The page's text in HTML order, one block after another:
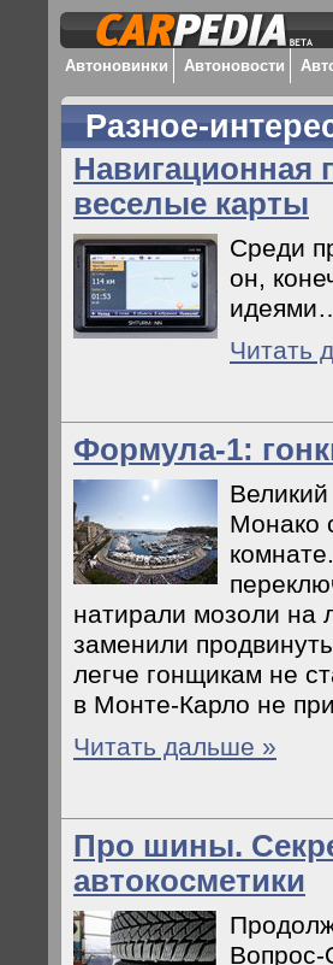
Автоновинки Автоновости
Разное-
Навигационная
веселые карты
Среди
он,
Читать
Формула-1:
Монако
натирали мозоли на
заменили
легче гонщикам не
в Монте-Карло не
Читать дальше »
Про шины.
автокосметики
Вопрос-